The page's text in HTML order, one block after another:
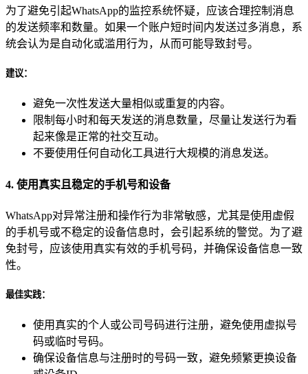
为了避免引起WhatsApp的监控系统怀疑，应该合理控制消息
的发送频率和数量。如果一个账户短时间内发送过多消息，系
统会认为是自动化或滥用行为，从而可能导致封号。
建议：
避免一次性发送大量相似或重复的内容。
限制每小时和每天发送的消息数量，尽量让发送行为看
起来像是正常的社交互动。
不要使用任何自动化工具进行大规模的消息发送。
4. 使用真实且稳定的手机号和设备
WhatsApp对异常注册和操作行为非常敏感，尤其是使用虚假
的手机号或不稳定的设备信息时，会引起系统的警觉。为了避
免封号，应该使用真实有效的手机号码，并确保设备信息一致
性。
最佳实践：
使用真实的个人或公司号码进行注册，避免使用虚拟号
码或临时号码。
确保设备信息与注册时的号码一致，避免频繁更换设备